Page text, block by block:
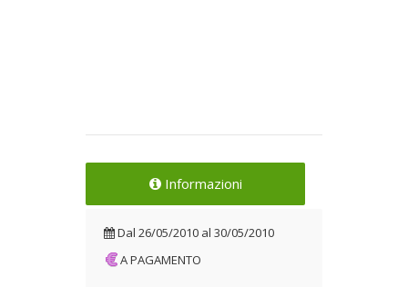
Informazioni
Dal 26/05/2010 al 30/05/2010
A PAGAMENTO